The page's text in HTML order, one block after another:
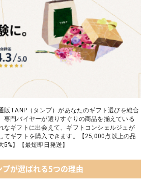
販TANP（タンプ）があなたのギフト選びを総合
専門バイヤーが選りすぐりの商品を揃えている
なギフトに出会えて、ギフトコンシェルジュが
てギフトを購入できます。【25,000点以上の品
】【最短即日発送】
プが選ばれる5つの理由